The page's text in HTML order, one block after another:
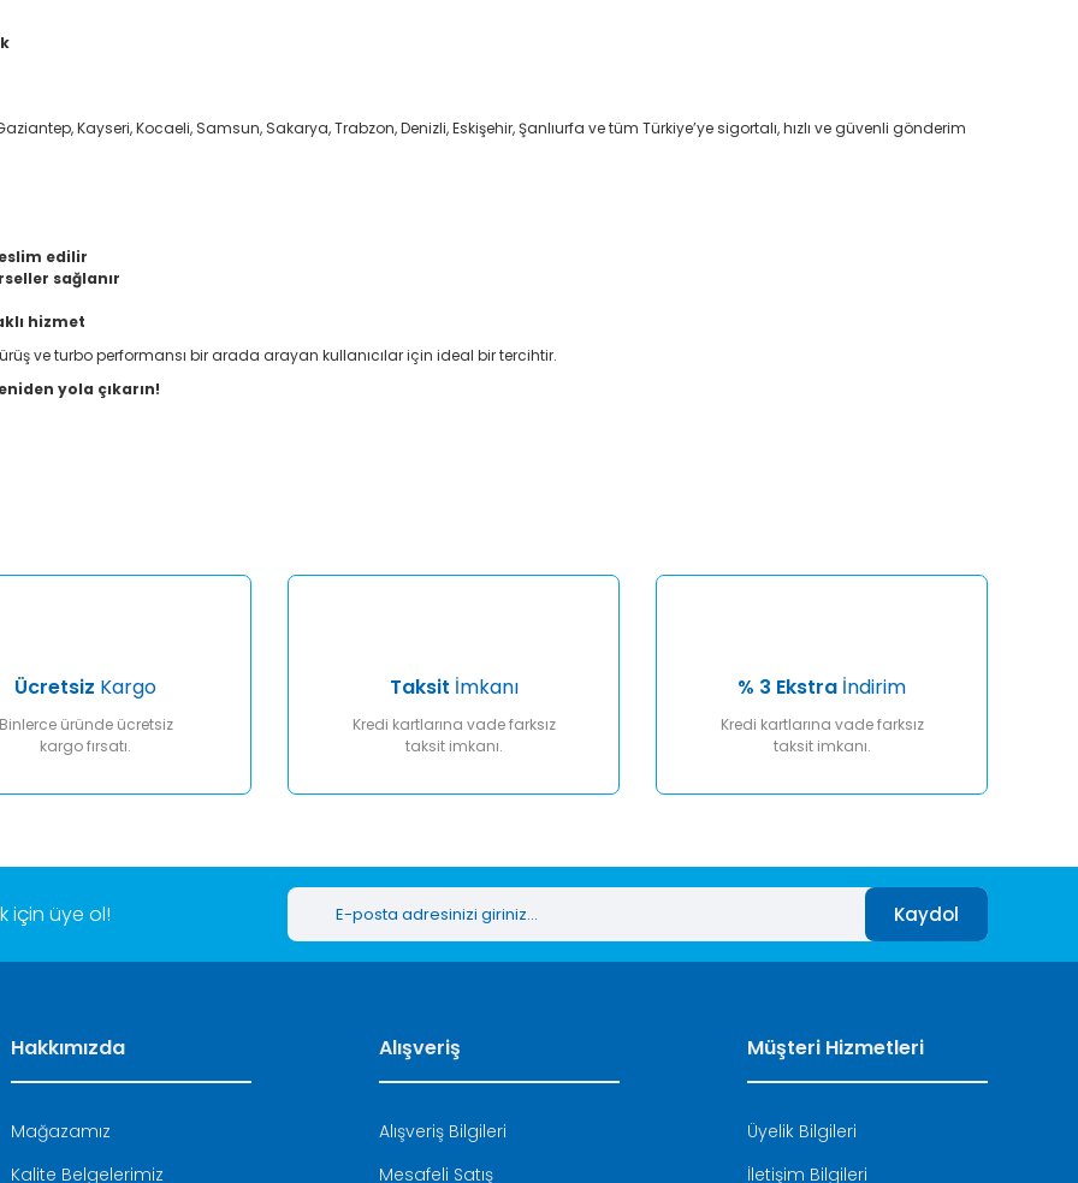
Kayseri, Kocaeli, Samsun, Sakarya, Trabzon, Denizli, Eskişehir, Şanlıurfa ve tüm Türkiye’ye sigortalı, hızlı ve güvenli gönderim
edilir
sağlanır
hizmet
ve turbo performansı bir arada arayan kullanıcılar için ideal bir tercihtir.
yola çıkarın!
Gönder
Ücretsiz Kargo
üründe ücretsiz
kargo fırsatı.
Taksit İmkanı
Kredi kartlarına vade farksız
taksit imkanı.
% 3 Ekstra İndirim
Kredi kartlarına vade farksız
taksit imkanı.
için üye ol! Kaydol
Hakkımızda
Mağazamız
Kalite Belgelerimiz
Alışveriş
Alışveriş Bilgileri
Mesafeli Satış
Müşteri Hizmetleri
Üyelik Bilgileri
İletişim Bilgileri